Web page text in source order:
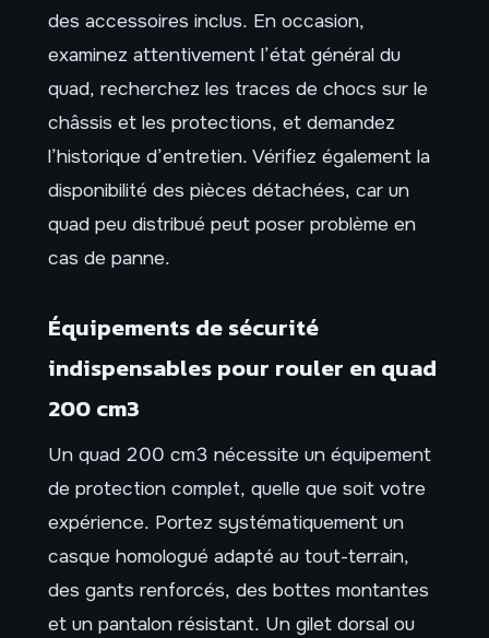
des accessoires inclus. En occasion,
examinez attentivement l’état général du
quad, recherchez les traces de chocs sur le
châssis et les protections, et demandez
l’historique d’entretien. Vérifiez également la
disponibilité des pièces détachées, car un
quad peu distribué peut poser problème en
cas de panne.
Équipements de sécurité
indispensables pour rouler en quad
200 cm3
Un quad 200 cm3 nécessite un équipement
de protection complet, quelle que soit votre
expérience. Portez systématiquement un
casque homologué adapté au tout-terrain,
des gants renforcés, des bottes montantes
et un pantalon résistant. Un gilet dorsal ou